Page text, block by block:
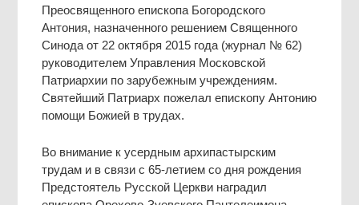
Преосвященного епископа Богородского
Антония, назначенного решением Священного
Синода от 22 октября 2015 года (журнал № 62)
руководителем Управления Московской
Патриархии по зарубежным учреждениям.
Святейший Патриарх пожелал епископу Антонию
помощи Божией в трудах.
Во внимание к усердным архипастырским
трудам и в связи с 65-летием со дня рождения
Предстоятель Русской Церкви наградил